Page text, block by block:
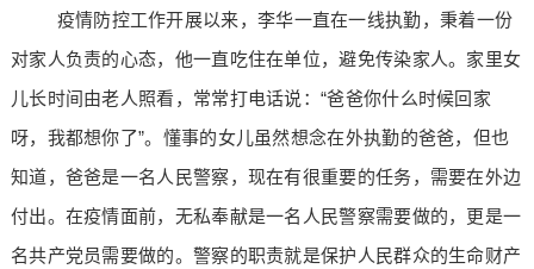
疫情防控工作开展以来，李华一直在一线执勤，秉着一份
对家人负责的心态，他一直吃住在单位，避免传染家人。家里女
儿长时间由老人照看，常常打电话说：“爸爸你什么时候回家
呀，我都想你了”。懂事的女儿虽然想念在外执勤的爸爸，但也
知道，爸爸是一名人民警察，现在有很重要的任务，需要在外边
付出。在疫情面前，无私奉献是一名人民警察需要做的，更是一
名共产党员需要做的。警察的职责就是保护人民群众的生命财产